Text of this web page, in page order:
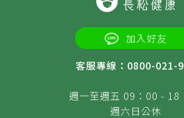
加入好友
客服專線：0800-021-
週一至週五 09：00 - 18
週六日公休